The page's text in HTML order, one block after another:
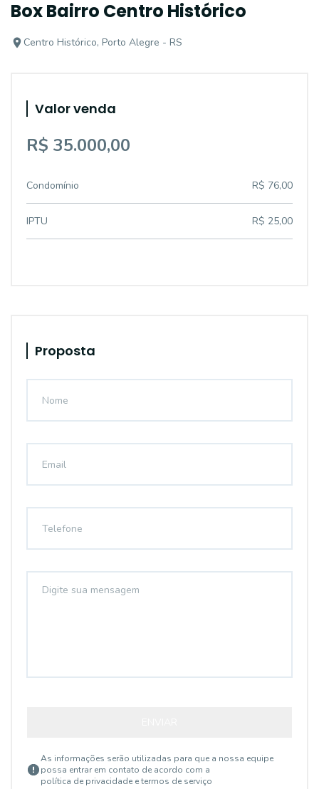
Box Bairro Centro Histórico
Centro Histórico, Porto Alegre - RS
Valor venda
R$ 35.000,00
Condomínio R$ 76,00
IPTU R$ 25,00
Proposta
As informações serão utilizadas para que a nossa equipe
possa entrar em contato de acordo com a
política de privacidade e termos de serviço